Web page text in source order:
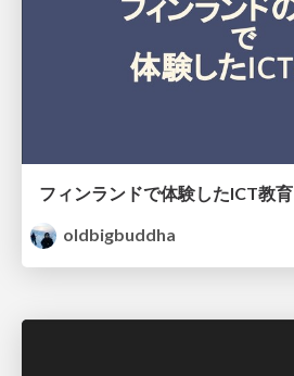
フィンランドで体験したICT教育
oldbigbuddha